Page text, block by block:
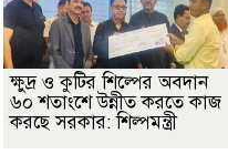
ক্ষুদ্র ও কুটির শিল্পের অবদান
৬০ শতাংশে উন্নীত করতে কাজ
করছে সরকার: শিল্পমন্ত্রী